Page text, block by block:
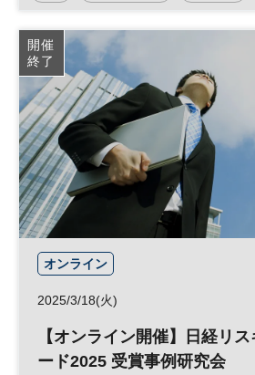
参加無料
開催
終了
オンライン
2025/3/18(火)
【オンライン開催】日経リ
ード2025 受賞事例研究会